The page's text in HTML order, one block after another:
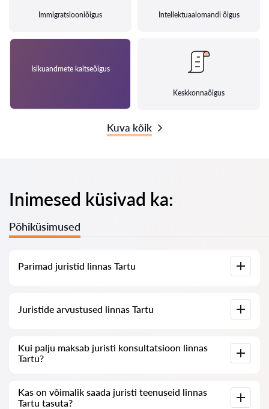
Immigratsiooniõigus Intellektuaalomandi õigus
Isikuandmete kaitseõigus
Keskkonnaõigus
Kuva kõik
Inimesed küsivad ka:
Põhiküsimused
Parimad juristid linnas Tartu
koos täieliku infoga: hinnad, arvustused, telefoninumber ja
Juristide arvustused linnas Tartu
me ei kustuta negatiivseid arvustusi ega võimalda nende
manipuleerimist.
Kui palju maksab juristi konsultatsioon linnas
Tartu?
olla kõrgem (hind sõltub küsimuse keerukusest ja vastuse
vormist).
Kas on võimalik saada juristi teenuseid linnas
Tartu tasuta?